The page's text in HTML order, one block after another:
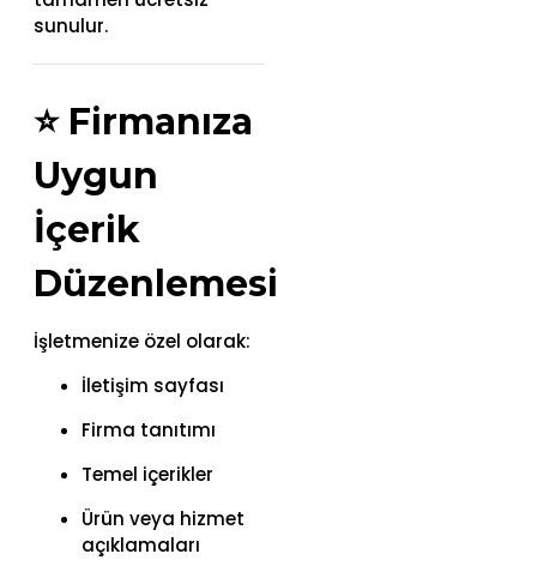
sunulur.
⭐ Firmanıza
Uygun
İçerik
Düzenlemesi
İşletmenize özel olarak:
İletişim sayfası
Firma tanıtımı
Temel içerikler
Ürün veya hizmet
açıklamaları